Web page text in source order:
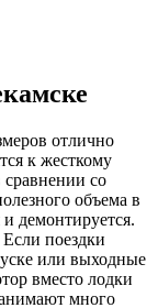
отлично
к жесткому
со
объема в
демонтируется.
поездки
или выходные
вместо лодки
много